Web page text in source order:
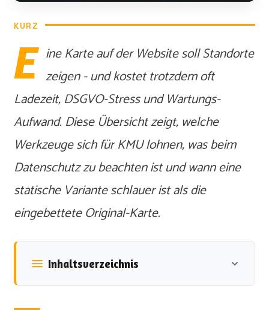
E ine Karte auf der Website soll Standorte
zeigen - und kostet trotzdem oft
Ladezeit, DSGVO-Stress und Wartungs-
Aufwand. Diese Übersicht zeigt, welche
Werkzeuge sich für KMU lohnen, was beim
Datenschutz zu beachten ist und wann eine
statische Variante schlauer ist als die
eingebettete Original-Karte.
Inhaltsverzeichnis